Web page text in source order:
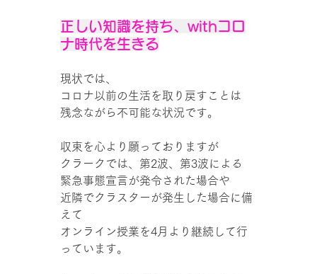
正しい知識を持ち、withコロ
ナ時代を生きる
現状では、
コロナ以前の生活を取り戻すことは
残念ながら不可能な状況です。
収束を心より願っておりますが
クラークでは、第2波、第3波による
緊急事態宣言が発令された場合や
近隣でクラスターが発生した場合に備
えて
オンライン授業を4月より継続して行
っています。